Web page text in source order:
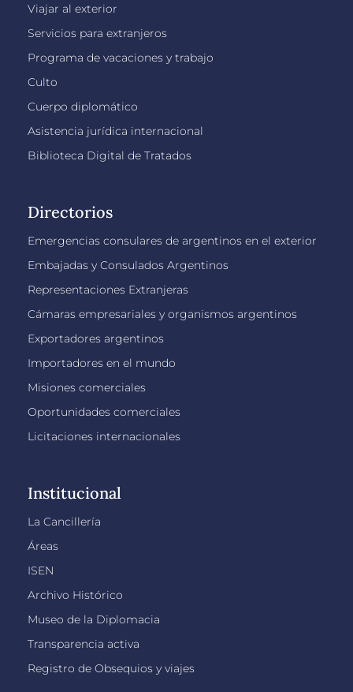
Viajar al exterior
Servicios para extranjeros
Programa de vacaciones y trabajo
Culto
Cuerpo diplomático
Asistencia jurídica internacional
Biblioteca Digital de Tratados
Directorios
Emergencias consulares de argentinos en el exterior
Embajadas y Consulados Argentinos
Representaciones Extranjeras
Cámaras empresariales y organismos argentinos
Exportadores argentinos
Importadores en el mundo
Misiones comerciales
Oportunidades comerciales
Licitaciones internacionales
Institucional
La Cancillería
Áreas
ISEN
Archivo Histórico
Museo de la Diplomacia
Transparencia activa
Registro de Obsequios y viajes